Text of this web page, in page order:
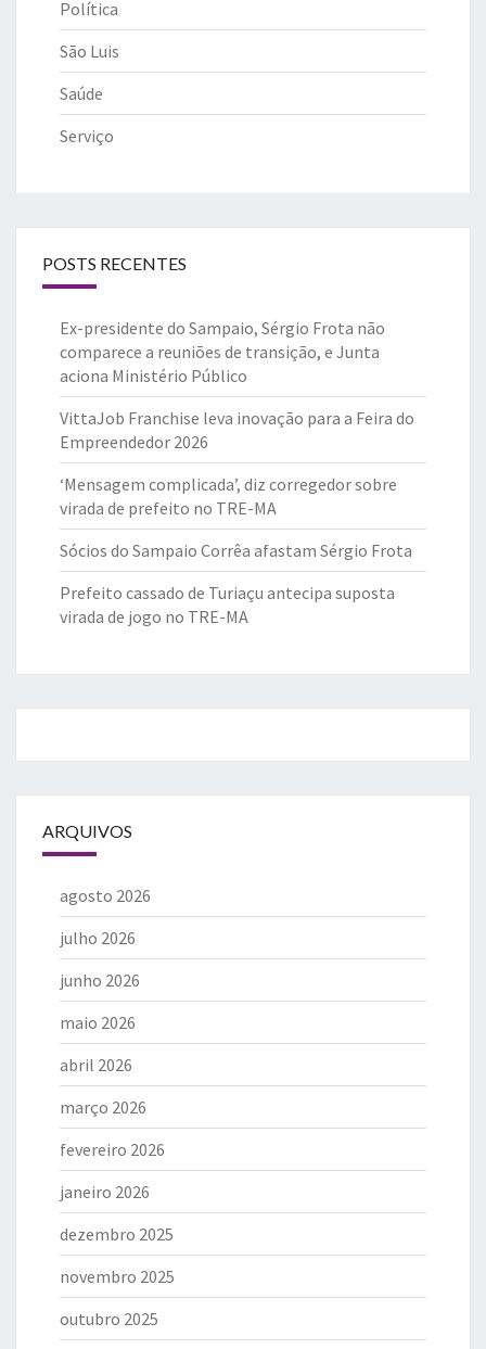
Política
São Luis
Saúde
Serviço
POSTS RECENTES
Ex-presidente do Sampaio, Sérgio Frota não
comparece a reuniões de transição, e Junta
aciona Ministério Público
VittaJob Franchise leva inovação para a Feira do
Empreendedor 2026
‘Mensagem complicada’, diz corregedor sobre
virada de prefeito no TRE-MA
Sócios do Sampaio Corrêa afastam Sérgio Frota
Prefeito cassado de Turiaçu antecipa suposta
virada de jogo no TRE-MA
ARQUIVOS
agosto 2026
julho 2026
junho 2026
maio 2026
abril 2026
março 2026
fevereiro 2026
janeiro 2026
dezembro 2025
novembro 2025
outubro 2025